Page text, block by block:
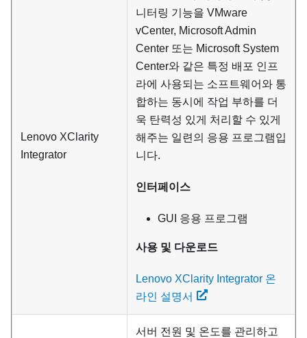
Lenovo XClarity
Integrator
니터링 기능을 VMware
vCenter, Microsoft Admin
Center 또는 Microsoft System
Center와 같은 특정 배포 인프
라에 사용되는 소프트웨어와 통
합하는 동시에 작업 부하를 더
욱 탄력성 있게 처리할 수 있게
해주는 일련의 응용 프로그램입
니다.
인터페이스
GUI 응용 프로그램
사용 및 다운로드
Lenovo XClarity Integrator 온
라인 설명서
서버 전원 및 온도를 관리하고